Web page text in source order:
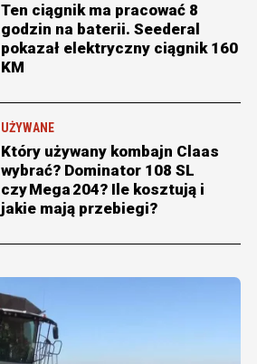
Ten ciągnik ma pracować 8
godzin na baterii. Seederal
pokazał elektryczny ciągnik 160
KM
UŻYWANE
Który używany kombajn Claas
wybrać? Dominator 108 SL
czy Mega 204? Ile kosztują i
jakie mają przebiegi?